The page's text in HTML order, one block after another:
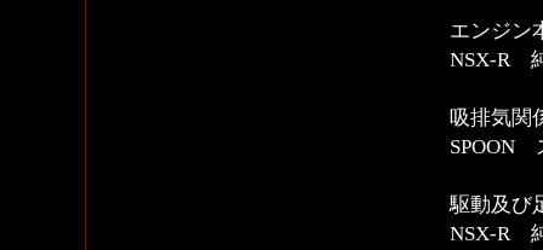
エンジン
NSX-R
吸排気関
SPOON
駆動及び
NSX-R